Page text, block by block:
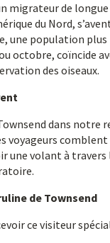
migrateur de
du Nord,
une population
octobre, coïncide
des oiseaux.
dans
voyageurs
une volant à
de Townsend
ce visiteur